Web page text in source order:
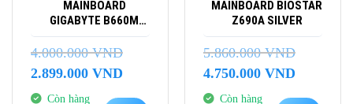
MAINBOARD
GIGABYTE B660M
D2H DDR4
4.000.000VND
Giá
2.899.000 VNDGiá
Còn hàng
MAINBOARD BIOSTAR
Z690A SILVER
5.860.000VND
Giá
4.750.000 VNDGiá
Còn hàng